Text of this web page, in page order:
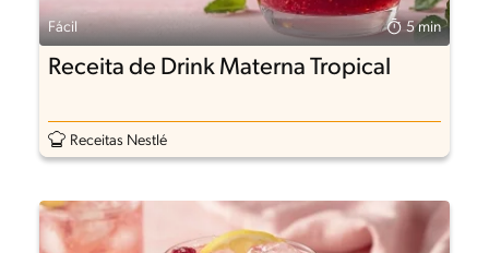
Fácil 5 min
Receita de Drink Materna Tropical
Receitas Nestlé